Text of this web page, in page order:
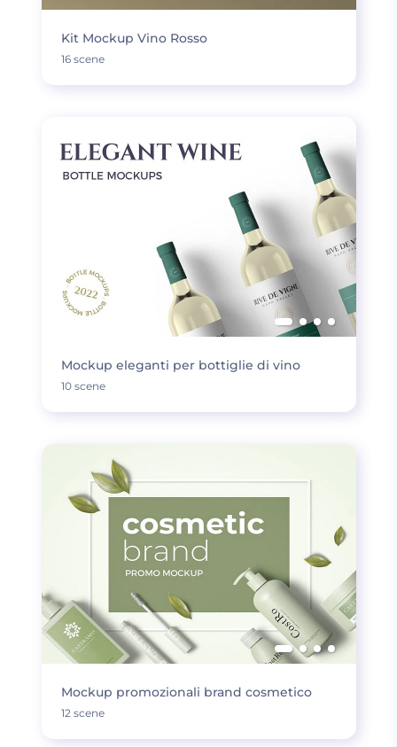
Kit Mockup Vino Rosso
16 scene
Mockup eleganti per bottiglie di vino
10 scene
Mockup promozionali brand cosmetico
12 scene